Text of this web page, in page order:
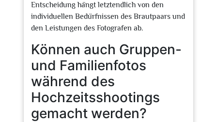
Entscheidung hängt letztendlich von den
individuellen Bedürfnissen des Brautpaars und
den Leistungen des Fotografen ab.
Können auch Gruppen-
und Familienfotos
während des
Hochzeitsshootings
gemacht werden?